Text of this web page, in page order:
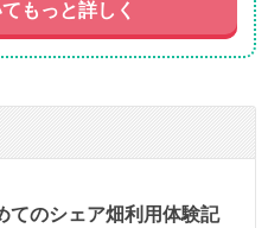
もっと詳しく
てのシェア畑利用体験記